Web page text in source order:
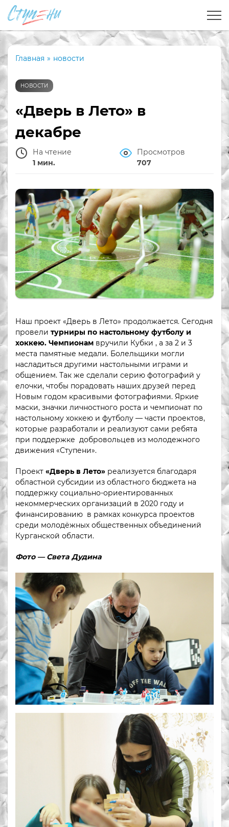
Главная » новости
НОВОСТИ
«Дверь в Лето» в
декабре
На чтение
1 мин.
Просмотров
707
Наш проект «Дверь в Лето» продолжается. Сегодня
провели турниры по настольному футболу и
хоккею. Чемпионам вручили Кубки , а за 2 и 3
места памятные медали. Болельщики могли
насладиться другими настольными играми и
общением. Так же сделали серию фотографий у
елочки, чтобы порадовать наших друзей перед
Новым годом красивыми фотографиями. Яркие
маски, значки личностного роста и чемпионат по
настольному хоккею и футболу — части проектов,
которые разработали и реализуют сами ребята
при поддержке добровольцев из молодежного
движения «Ступени».
Проект «Дверь в Лето» реализуется благодаря
областной субсидии из областного бюджета на
поддержку социально-ориентированных
некоммерческих организаций в 2020 году и
финансированию в рамках конкурса проектов
среди молодёжных общественных объединений
Курганской области.
Фото — Света Дудина